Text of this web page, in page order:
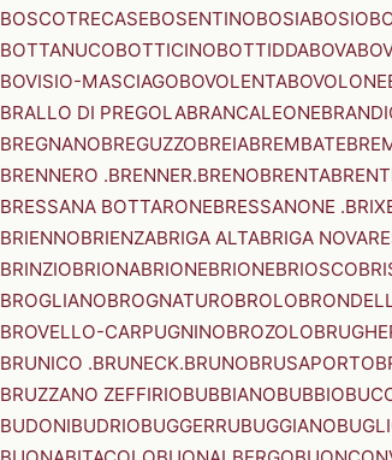
BOSCOTRECASEBOSENTINOBOSIABOSIO
BOTTANUCOBOTTICINOBOTTIDDABOVA
BOVISIO-MASCIAGOBOVOLENTABOVOLONE
BRALLO DI PREGOLABRANCALEONE
BREGNANOBREGUZZOBREIABREMBATE
BRENNERO .BRENNER.BRENOBRENTA
BRESSANA BOTTARONEBRESSANONE
BRIENNOBRIENZABRIGA ALTABRIGA
BRINZIOBRIONABRIONEBRIONEBRIOSCO
BROGLIANOBROGNATUROBROLO
BROVELLO-CARPUGNINOBROZOLO
BRUNICO .BRUNECK.BRUNOBRUSAPORTO
BRUZZANO ZEFFIRIOBUBBIANOBUBBIO
BUDONIBUDRIOBUGGERRUBUGGIANO